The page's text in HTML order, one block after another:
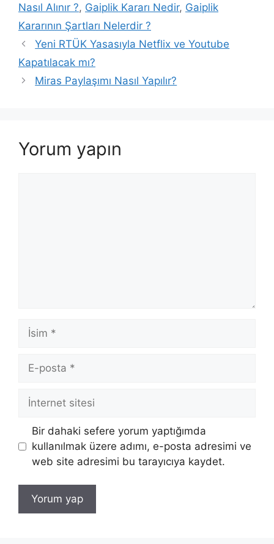
Nasıl Alınır ?, Gaiplik Kararı Nedir, Gaiplik
Kararının Şartları Nelerdir ?
Yazı
dolaşımı
Yeni RTÜK Yasasıyla Netflix ve Youtube
Kapatılacak mı?
Miras Paylaşımı Nasıl Yapılır?
Yorum yapın
İsim
posta
İnternet
sitesi
Bir dahaki sefere yorum yaptığımda
kullanılmak üzere adımı, e-posta adresimi ve
web site adresimi bu tarayıcıya kaydet.